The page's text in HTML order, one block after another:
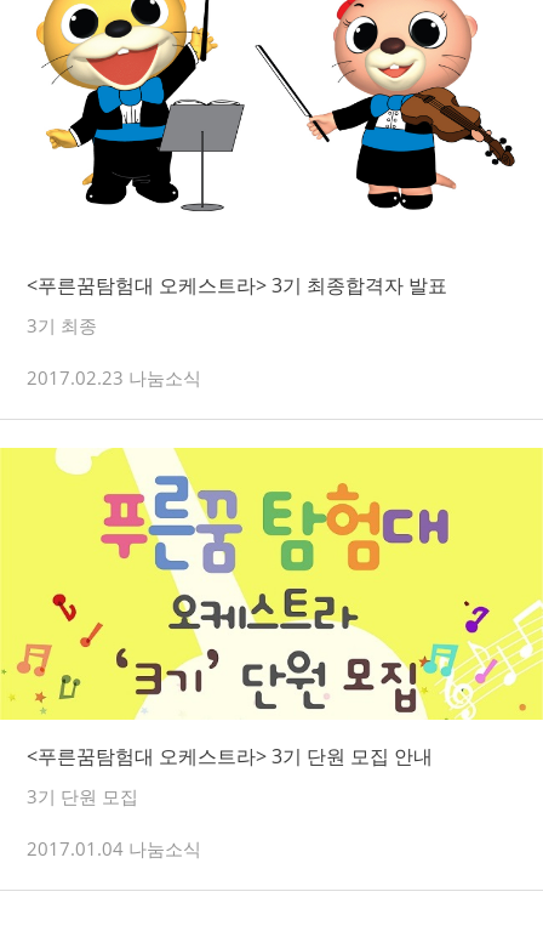
<푸른꿈탐험대 오케스트라> 3기 최종합격자 발표
3기 최종
2017.02.23 나눔소식
<푸른꿈탐험대 오케스트라> 3기 단원 모집 안내
3기 단원 모집
2017.01.04 나눔소식